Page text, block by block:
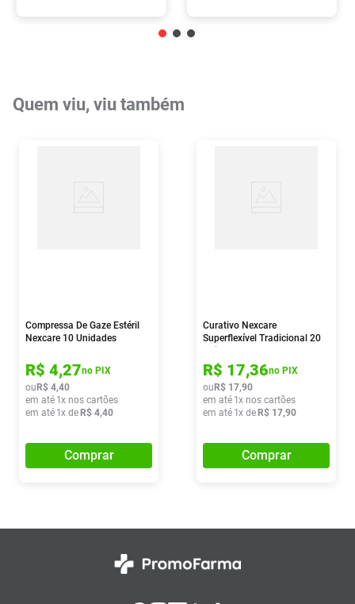
Quem viu, viu também
Compressa De Gaze Estéril
Nexcare 10 Unidades
R$ 4,27no PIX
ou R$ 4,40
em até 1x nos cartões
em até 1x de R$ 4,40
Comprar
Curativo Nexcare
Superflexível Tradicional 20
R$ 17,36no PIX
ou R$ 17,90
em até 1x nos cartões
em até 1x de R$ 17,90
Comprar